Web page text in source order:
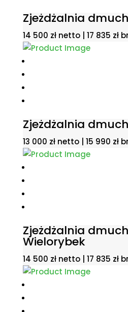
Zjeżdżalnia
14 500 zł netto | 17 835 zł
Zjeżdżalnia
13 000 zł netto | 15 990 zł
Zjeżdżalnia
Wielorybek
14 500 zł netto | 17 835 zł